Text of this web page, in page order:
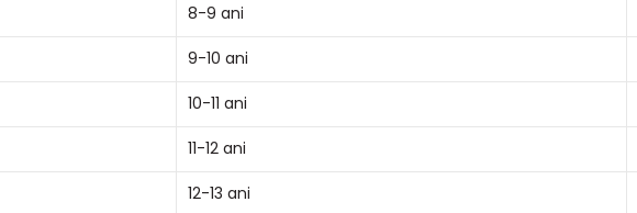
8-9 ani
9-10 ani
10-11 ani
11-12 ani
12-13 ani